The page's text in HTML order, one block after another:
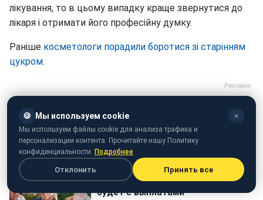
лікування, то в цьому випадку краще звернутися до
лікаря і отримати його професійну думку.
Раніше косметологи порадили боротися зі старінням
цукром.
🍪 Мы используем cookie ✕
Мы используем файлы cookie для анализа трафика и
персонализации контента. Прочитайте нашу Политику
конфиденциальности. Подробнее
Отклонить Принять все